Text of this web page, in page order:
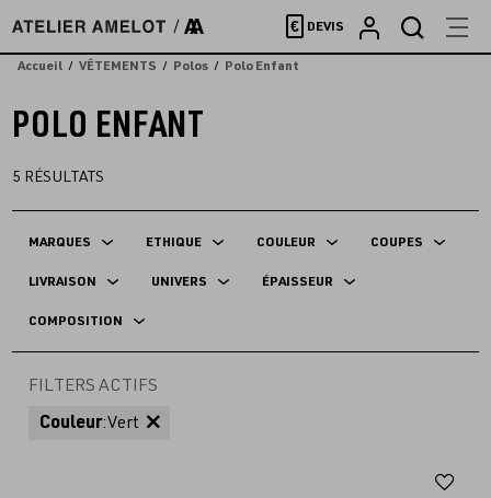
directement
au
€ DEVIS
Accueil VÊTEMENTS Polos Polo Enfant
POLO ENFANT
5 RÉSULTATS
MARQUES ETHIQUE COULEUR COUPES
LIVRAISON UNIVERS ÉPAISSEUR
COMPOSITION
FILTERS ACTIFS
Couleur:Vert